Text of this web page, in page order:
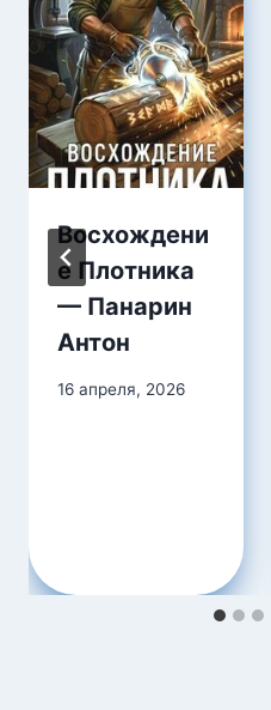
Восхождени
е Плотника
— Панарин
Антон
16 апреля, 2026